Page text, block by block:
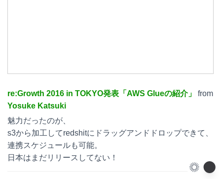
re:Growth 2016 in TOKYO発表「AWS Glueの紹介」
from
Yosuke Katsuki
魅力だったのが、
s3から加工してredshitにドラッグアンドドロップできて、
連携スケジュールも可能。
日本はまだリリースしてない！